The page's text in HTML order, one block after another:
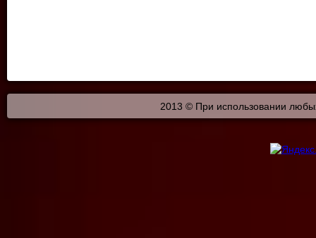
2013 © При использовании